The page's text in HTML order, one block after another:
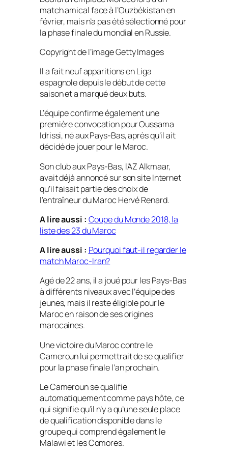
match amical face à l’Ouzbékistan en
février, mais n’a pas été sélectionné pour
la phase finale du mondial en Russie.
Copyright de l’imageGetty Images
Il a fait neuf apparitions en Liga
espagnole depuis le début de cette
saison et a marqué deux buts.
L’équipe confirme également une
première convocation pour Oussama
Idrissi, né aux Pays-Bas, après qu’il ait
décidé de jouer pour le Maroc.
Son club aux Pays-Bas, l’AZ Alkmaar,
avait déjà annoncé sur son site Internet
qu’il faisait partie des choix de
l’entraîneur du Maroc Hervé Renard.
A lire aussi : Coupe du Monde 2018, la
liste des 23 du Maroc
A lire aussi : Pourquoi faut-il regarder le
match Maroc-Iran?
Agé de 22 ans, il a joué pour les Pays-Bas
à différents niveaux avec l’équipe des
jeunes, mais il reste éligible pour le
Maroc en raison de ses origines
marocaines.
Une victoire du Maroc contre le
Cameroun lui permettrait de se qualifier
pour la phase finale l’an prochain.
Le Cameroun se qualifie
automatiquement comme pays hôte, ce
qui signifie qu’il n’y a qu’une seule place
de qualification disponible dans le
groupe qui comprend également le
Malawi et les Comores.